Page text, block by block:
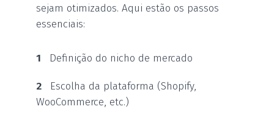
sejam otimizados. Aqui estão os passos
essenciais:
Definição do nicho de mercado
Escolha da plataforma (Shopify,
WooCommerce, etc.)